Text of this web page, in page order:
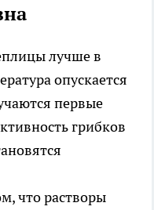
лучше в
опускается
первые
грибков
что растворы